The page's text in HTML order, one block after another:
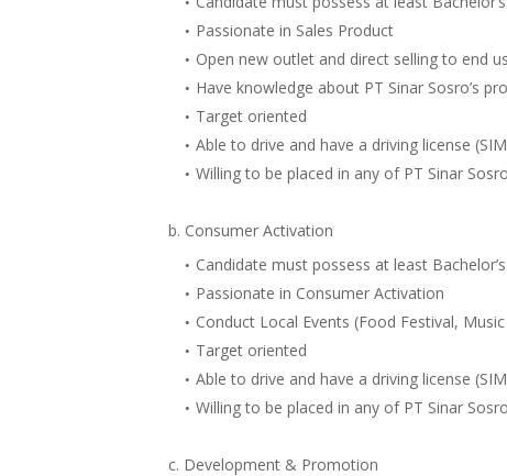
Passionate in Sales Product
Open new outlet and direct selling to end
Have knowledge about PT Sinar Sosro’s
Target oriented
Able to drive and have a driving license
Willing to be placed in any of PT Sinar
b. Consumer Activation
Candidate must possess at least
Passionate in Consumer Activation
Conduct Local Events (Food Festival,
Target oriented
Able to drive and have a driving license
Willing to be placed in any of PT Sinar
c. Development & Promotion